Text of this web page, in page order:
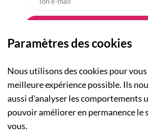
A PROPOS
Qui sommes-nous ?
Actualités
NOS RUBRIQUES
Paramètres des cookies
Nous utilisons des cookies pour
meilleure expérience possible. Ils
aussi d'analyser les comportements
pouvoir améliorer en permanence le
vous.